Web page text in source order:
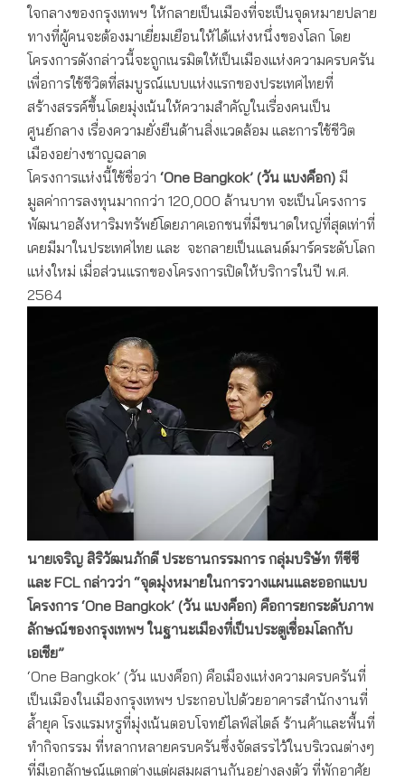
ใจกลางของกรุงเทพฯ ให้กลายเป็นเมืองที่จะเป็นจุดหมายปลาย
ทางที่ผู้คนจะต้องมาเยี่ยมเยือนให้ได้แห่งหนึ่งของโลก โดย
โครงการดังกล่าวนี้จะถูกเนรมิตให้เป็นเมืองแห่งความครบครัน
เพื่อการใช้ชีวิตที่สมบูรณ์แบบแห่งแรกของประเทศไทยที่
สร้างสรรค์ขึ้นโดยมุ่งเน้นให้ความสำคัญในเรื่องคนเป็น
ศูนย์กลาง เรื่องความยั่งยืนด้านสิ่งแวดล้อม และการใช้ชีวิต
เมืองอย่างชาญฉลาด
โครงการแห่งนี้ใช้ชื่อว่า ‘One Bangkok’ (วัน แบงค็อก) มี
มูลค่าการลงทุนมากกว่า 120,000 ล้านบาท จะเป็นโครงการ
พัฒนาอสังหาริมทรัพย์โดยภาคเอกชนที่มีขนาดใหญ่ที่สุดเท่าที่
เคยมีมาในประเทศไทย และ จะกลายเป็นแลนด์มาร์คระดับโลก
แห่งใหม่ เมื่อส่วนแรกของโครงการเปิดให้บริการในปี พ.ศ.
2564
นายเจริญ สิริวัฒนภักดี ประธานกรรมการ กลุ่มบริษัท ทีซีซี
และ FCL กล่าวว่า “จุดมุ่งหมายในการวางแผนและออกแบบ
โครงการ ‘One Bangkok’ (วัน แบงค็อก) คือการยกระดับภาพ
ลักษณ์ของกรุงเทพฯ ในฐานะเมืองที่เป็นประตูเชื่อมโลกกับ
เอเชีย”
‘One Bangkok’ (วัน แบงค็อก) คือเมืองแห่งความครบครันที่
เป็นเมืองในเมืองกรุงเทพฯ ประกอบไปด้วยอาคารสำนักงานที่
ล้ำยุค โรงแรมหรูที่มุ่งเน้นตอบโจทย์ไลฟ์สไตล์ ร้านค้าและพื้นที่
ทำกิจกรรม ที่หลากหลายครบครันซึ่งจัดสรรไว้ในบริเวณต่างๆ
ที่มีเอกลักษณ์แตกต่างแต่ผสมผสานกันอย่างลงตัว ที่พักอาศัย